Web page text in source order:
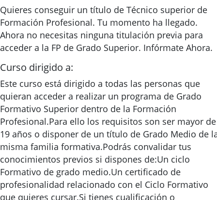
Quieres conseguir un título de Técnico superior de
Formación Profesional. Tu momento ha llegado.
Ahora no necesitas ninguna titulación previa para
acceder a la FP de Grado Superior. Infórmate Ahora.
Curso dirigido a:
Este curso está dirigido a todas las personas que
quieran acceder a realizar un programa de Grado
Formativo Superior dentro de la Formación
Profesional.Para ello los requisitos son ser mayor de
19 años o disponer de un título de Grado Medio de
misma familia formativa.Podrás convalidar tus
conocimientos previos si dispones de:Un ciclo
Formativo de grado medio.Un certificado de
profesionalidad relacionado con el Ciclo Formativo
que quieres cursar.Si tienes cualificación o